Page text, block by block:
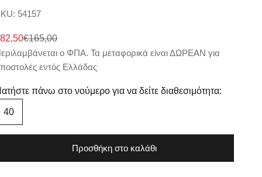
54157
price
Regular price
€165,00
ο ΦΠΑ. Τα μεταφορικά είναι ΔΩΡΕΑΝ για
εντός Ελλάδας
πάνω στο νούμερο για να δείτε διαθεσιμότητα:
40
Προσθήκη στο καλάθι